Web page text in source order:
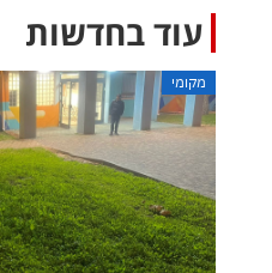
עוד בחדשות
מקומי